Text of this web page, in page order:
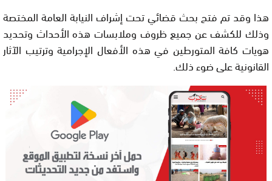
هذا وقد تم فتح بحث قضائي تحت إشراف النيابة العامة المختصة
وذلك للكشف عن جميع ظروف وملابسات هذه الأحداث وتحديد
هويات كافة المتورطين في هذه الأفعال الإجرامية وترتيب الآثار
القانونية على ضوء ذلك.